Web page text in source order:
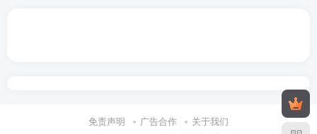
免责声明 广告合作 关于我们